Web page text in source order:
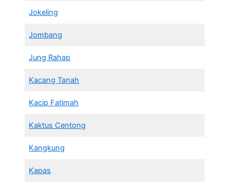
Jokeling
Jombang
Jung Rahap
Kacang Tanah
Kacip Fatimah
Kaktus Centong
Kangkung
Kapas